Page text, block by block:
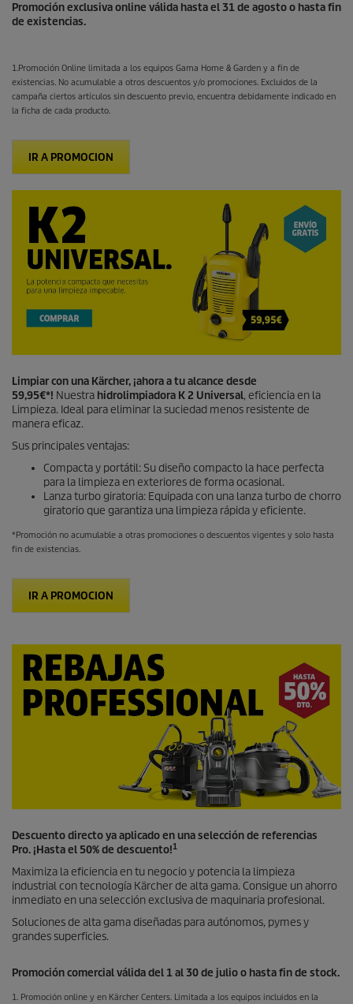
Promoción exclusiva online válida hasta el 31 de agosto o hasta fin
de existencias.
1.Promoción Online limitada a los equipos Gama Home & Garden y a fin de
existencias. No acumulable a otros descuentos y/o promociones. Excluidos de la
campaña ciertos artículos sin descuento previo, encuentra debidamente indicado en
la ficha de cada producto.
IR A PROMOCION
Limpiar con una Kärcher, ¡ahora a tu alcance desde
59,95€*! Nuestra hidrolimpiadora K 2 Universal, eficiencia en la
Limpieza. Ideal para eliminar la suciedad menos resistente de
manera eficaz.
Sus principales ventajas:
Compacta y portátil: Su diseño compacto la hace perfecta
para la limpieza en exteriores de forma ocasional.
Lanza turbo giratoria: Equipada con una lanza turbo de chorro
giratorio que garantiza una limpieza rápida y eficiente.
*Promoción no acumulable a otras promociones o descuentos vigentes y solo hasta
fin de existencias.
IR A PROMOCION
Descuento directo ya aplicado en una selección de referencias
Pro. ¡Hasta el 50% de descuento!1
Maximiza la eficiencia en tu negocio y potencia la limpieza
industrial con tecnología Kärcher de alta gama. Consigue un ahorro
inmediato en una selección exclusiva de maquinaria profesional.
Soluciones de alta gama diseñadas para autónomos, pymes y
grandes superficies.
Promoción comercial válida del 1 al 30 de julio o hasta fin de stock.
1. Promoción online y en Kärcher Centers. Limitada a los equipos incluidos en la